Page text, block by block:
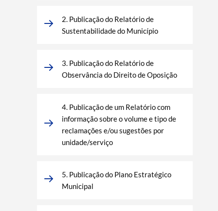
2. Publicação do Relatório de
Sustentabilidade do Município
3. Publicação do Relatório de
Observância do Direito de Oposição
4. Publicação de um Relatório com
informação sobre o volume e tipo de
reclamações e/ou sugestões por
unidade/serviço
5. Publicação do Plano Estratégico
Municipal